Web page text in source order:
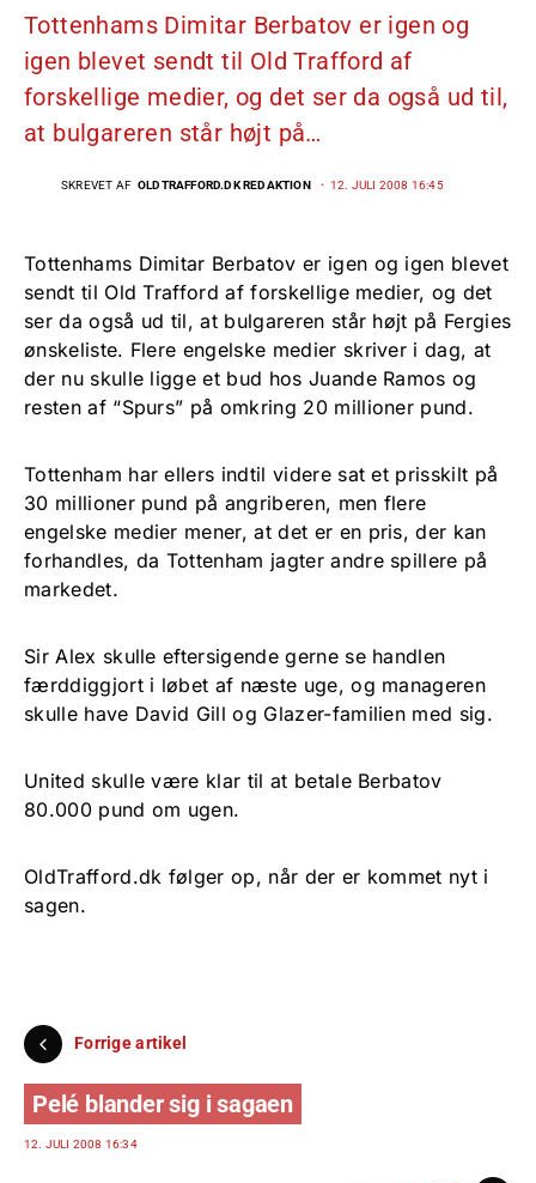
Tottenhams Dimitar Berbatov er igen og
igen blevet sendt til Old Trafford af
forskellige medier, og det ser da også ud til,
at bulgareren står højt på…
SKREVET AF OLDTRAFFORD.DK REDAKTION 12. JULI 2008 16:45
Tottenhams Dimitar Berbatov er igen og igen blevet
sendt til Old Trafford af forskellige medier, og det
ser da også ud til, at bulgareren står højt på Fergies
ønskeliste. Flere engelske medier skriver i dag, at
der nu skulle ligge et bud hos Juande Ramos og
resten af “Spurs” på omkring 20 millioner pund.
Tottenham har ellers indtil videre sat et prisskilt på
30 millioner pund på angriberen, men flere
engelske medier mener, at det er en pris, der kan
forhandles, da Tottenham jagter andre spillere på
markedet.
Sir Alex skulle eftersigende gerne se handlen
færddiggjort i løbet af næste uge, og manageren
skulle have David Gill og Glazer-familien med sig.
United skulle være klar til at betale Berbatov
80.000 pund om ugen.
OldTrafford.dk følger op, når der er kommet nyt i
sagen.
Forrige artikel
Pelé blander sig i sagaen
12. JULI 2008 16:34